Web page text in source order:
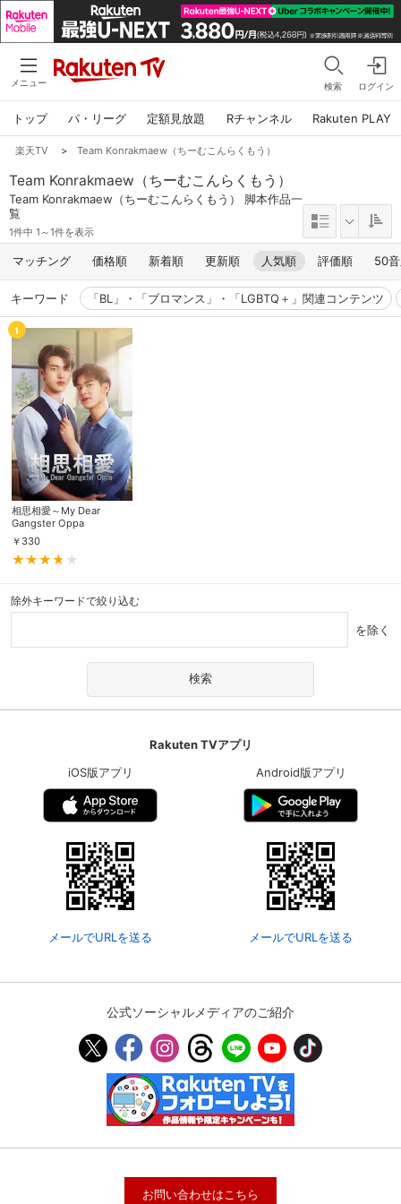
メニュー 検索 ログイン
トップ パ・リーグ 定額見放題 Rチャンネル Rakuten PLAY
楽天TV > Team Konrakmaew（ちーむこんらくもう）
Team Konrakmaew（ちーむこんらくもう）
Team Konrakmaew（ちーむこんらくもう） 脚本作品一
覧
1件中 1～1件を表示
マッチング 価格順 新着順 更新順 人気順 評価順 50
キーワード 「BL」・「ブロマンス」・「LGBTQ＋」関連コンテンツ
1
相思相愛～My Dear
Gangster Oppa
￥ 330
除外キーワードで絞り込む
を除く
Rakuten TVアプリ
iOS版アプリ
メールでURLを送る
Android版アプリ
メールでURLを送る
公式ソーシャルメディアのご紹介
お問い合わせはこちら